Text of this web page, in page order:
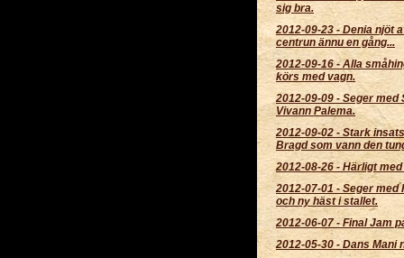
sig bra.
2012-09-23-Denia njöt
centrun ännu en gång...
2012-09-16-Alla
körs med vagn.
2012-09-09 - Seger med
Vivann Palema.
2012-09-02 -Stark
Bragd som vann den
2012-08-26- Härligt
2012-07-01 - Seger med
och ny häst i stallet.
2012-06-07 -Final Jam
2012-05-30 - Dans Mani